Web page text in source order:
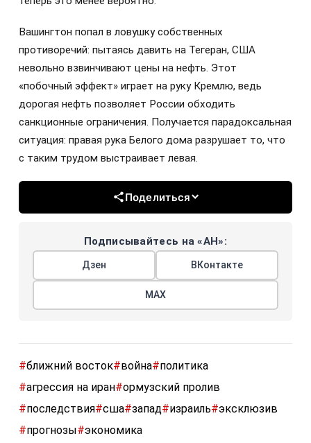
Вашингтон попал в ловушку собственных
противоречий: пытаясь давить на Тегеран, США
невольно взвинчивают цены на нефть. Этот
«побочный эффект» играет на руку Кремлю, ведь
дорогая нефть позволяет России обходить
санкционные ограничения. Получается парадоксальная
ситуация: правая рука Белого дома разрушает то, что
с таким трудом выстраивает левая.
Поделиться
Подписывайтесь на «АН»:
Дзен ВКонтакте
МАХ
#ближний восток#война#политика
#агрессия на иран#ормузский пролив
#последствия#сша#запад#израиль#эксклюзив
#прогнозы#экономика